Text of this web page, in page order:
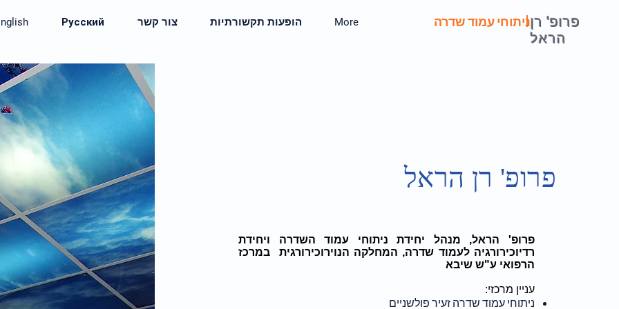
Русский צור קשר הופעות תקשורתיות More ניתוחי עמוד שדרהפרופ' רן
הראל
פרופ' רן הראל
פרופ' הראל, מנהל יחידת ניתוחי עמוד השדרה ויחידת
רדיוכירורגיה לעמוד שדרה, המחלקה הנוירוכירורגית במרכז
הרפואי ע"ש שיבא
עניין מרכזי:
ניתוחי עמוד שדרה זעיר פולשניים